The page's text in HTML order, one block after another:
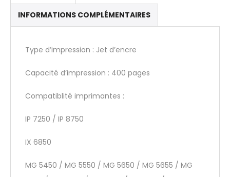
INFORMATIONS COMPLÉMENTAIRES
Type d’impression : Jet d’encre
Capacité d’impression : 400 pages
Compatiblité imprimantes :
IP 7250 / IP 8750
IX 6850
MG 5450 / MG 5550 / MG 5650 / MG 5655 / MG